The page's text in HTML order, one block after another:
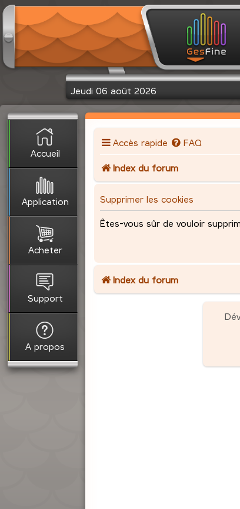
Jeudi 06 août 2026
Accueil
Application
Acheter
Support
A propos
Accès rapide FAQ
Index du forum
Supprimer les cookies
Êtes-vous sûr de vouloir
Index du forum